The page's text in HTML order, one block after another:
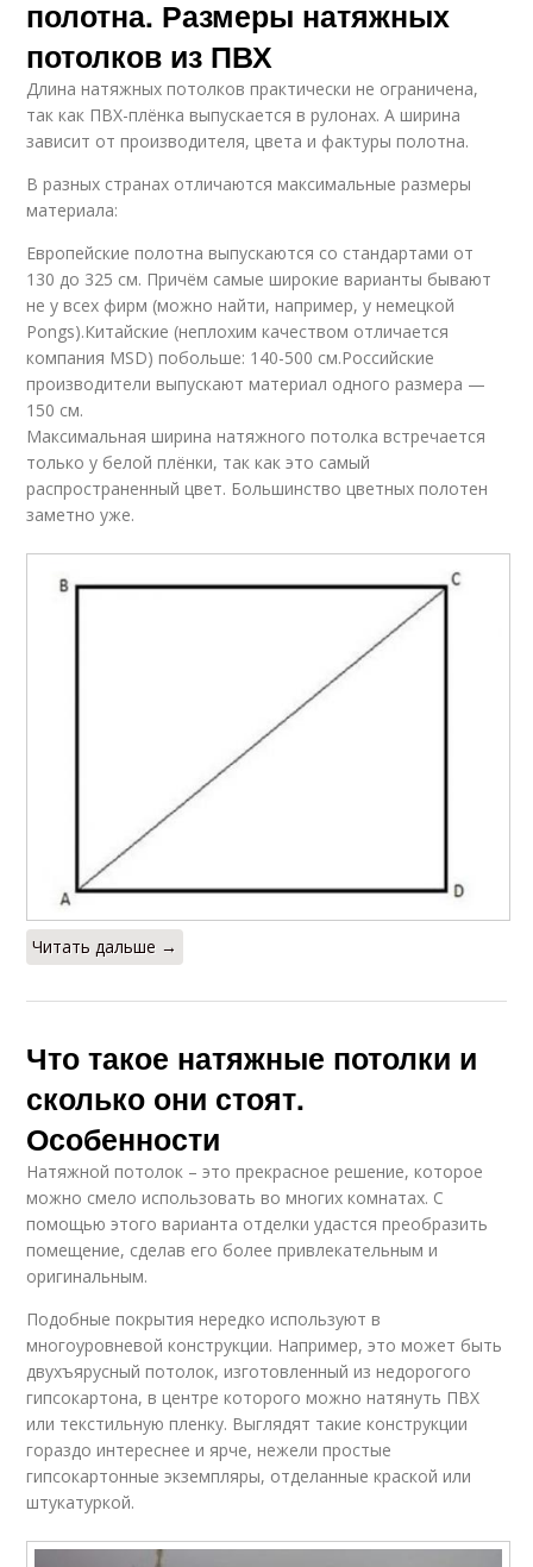
полотна. Размеры натяжных
потолков из ПВХ
Длина натяжных потолков практически не ограничена,
так как ПВХ-плёнка выпускается в рулонах. А ширина
зависит от производителя, цвета и фактуры полотна.
В разных странах отличаются максимальные размеры
материала:
Европейские полотна выпускаются со стандартами от
130 до 325 см. Причём самые широкие варианты бывают
не у всех фирм (можно найти, например, у немецкой
Pongs).Китайские (неплохим качеством отличается
компания MSD) побольше: 140-500 см.Российские
производители выпускают материал одного размера —
150 см.
Максимальная ширина натяжного потолка встречается
только у белой плёнки, так как это самый
распространенный цвет. Большинство цветных полотен
заметно уже.
Читать дальше →
Что такое натяжные потолки и
сколько они стоят.
Особенности
Натяжной потолок – это прекрасное решение, которое
можно смело использовать во многих комнатах. С
помощью этого варианта отделки удастся преобразить
помещение, сделав его более привлекательным и
оригинальным.
Подобные покрытия нередко используют в
многоуровневой конструкции. Например, это может быть
двухъярусный потолок, изготовленный из недорогого
гипсокартона, в центре которого можно натянуть ПВХ
или текстильную пленку. Выглядят такие конструкции
гораздо интереснее и ярче, нежели простые
гипсокартонные экземпляры, отделанные краской или
штукатуркой.